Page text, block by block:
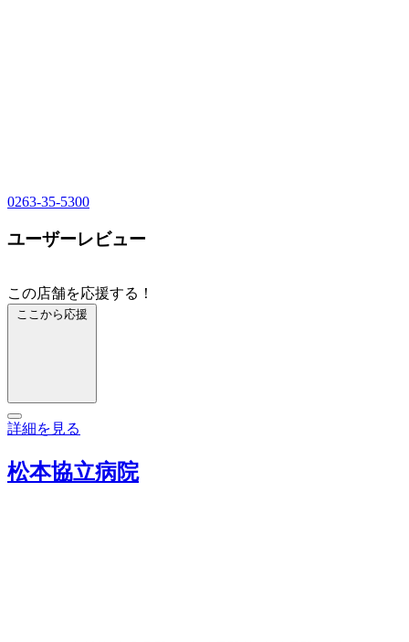
0263-35-5300
ユーザーレビュー
この店舗を応援する！
ここから応援
詳細を見る
松本協立病院